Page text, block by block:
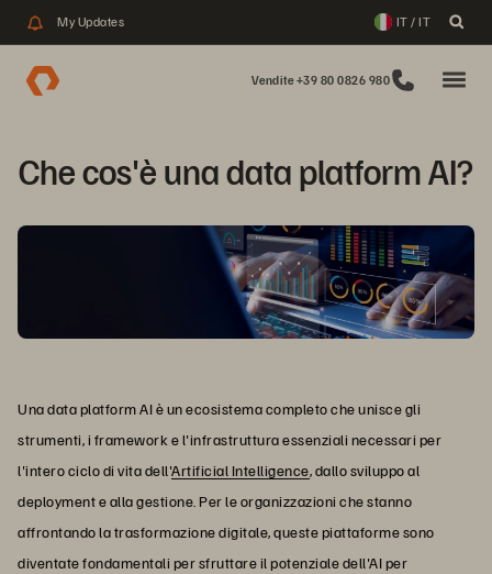
My Updates IT / IT
Vendite +39 80 0826 980
Che cos'è una data platform AI?
Una data platform AI è un ecosistema completo che unisce gli
strumenti, i framework e l'infrastruttura essenziali necessari per
l'intero ciclo di vita dell'Artificial Intelligence, dallo sviluppo al
deployment e alla gestione. Per le organizzazioni che stanno
affrontando la trasformazione digitale, queste piattaforme sono
diventate fondamentali per sfruttare il potenziale dell'AI per